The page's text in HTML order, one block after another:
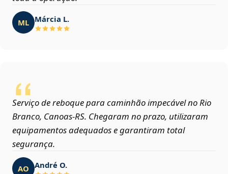
ML Márcia L.
Serviço de reboque para caminhão impecável no Rio
Branco, Canoas‑RS. Chegaram no prazo, utilizaram
equipamentos adequados e garantiram total
segurança.
AO André O.